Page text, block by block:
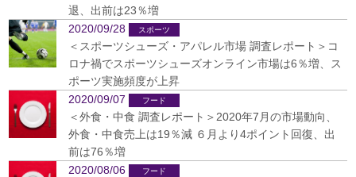
退、出前は23％増
2020/09/28
＜スポーツシューズ・アパレル市場 調査レポート＞コ
ロナ禍でスポーツシューズオンライン市場は6％増、ス
ポーツ実施頻度が上昇
2020/09/07
＜外食・中食 調査レポート＞2020年7月の市場動向、
外食・中食売上は19％減 ６月より4ポイント回復、出
前は76％増
2020/08/06